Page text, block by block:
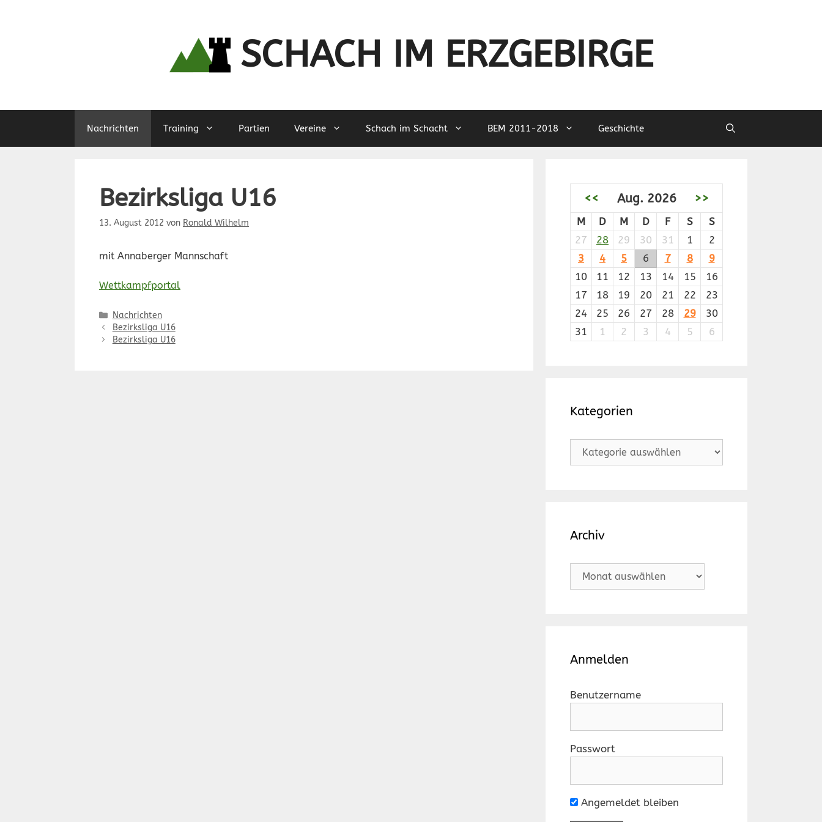
SCHACH IM ERZGEBIRGE
Nachrichten Training Partien Vereine Schach im Schacht BEM 2011-2018 Geschichte
Bezirksliga U16
13. August 2012 von Ronald Wilhelm
mit Annaberger Mannschaft
Wettkampfportal
Kategorien
Nachrichten
Bezirksliga U16
Bezirksliga U16
<< Aug. 2026 >>
M D M D F S
S
27
28 29 30 31 1
2
3
4 5 6 7 8
9
10
11 12 13 14 15
16
17
18 19 20 21 22
23
24
25 26 27 28 29
30
31
1 2 3 4 5 6
Kategorien
Kategorien
Archiv
Archiv
Anmelden
Benutzername
Passwort
Angemeldet bleiben